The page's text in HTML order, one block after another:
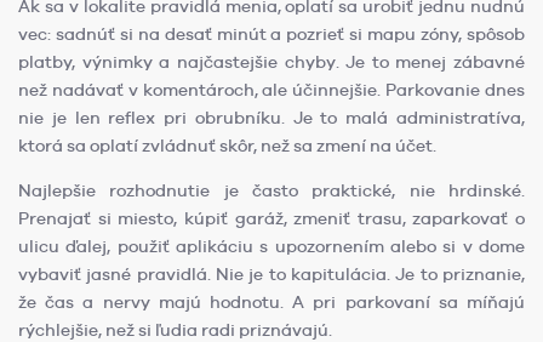
Ak sa v lokalite pravidlá menia, oplatí sa urobiť jednu nudnú
vec: sadnúť si na desať minút a pozrieť si mapu zóny, spôsob
platby, výnimky a najčastejšie chyby. Je to menej zábavné
než nadávať v komentároch, ale účinnejšie. Parkovanie dnes
nie je len reflex pri obrubníku. Je to malá administratíva,
ktorá sa oplatí zvládnuť skôr, než sa zmení na účet.
Najlepšie rozhodnutie je často praktické, nie hrdinské.
Prenajať si miesto, kúpiť garáž, zmeniť trasu, zaparkovať o
ulicu ďalej, použiť aplikáciu s upozornením alebo si v dome
vybaviť jasné pravidlá. Nie je to kapitulácia. Je to priznanie,
že čas a nervy majú hodnotu. A pri parkovaní sa míňajú
rýchlejšie, než si ľudia radi priznávajú.